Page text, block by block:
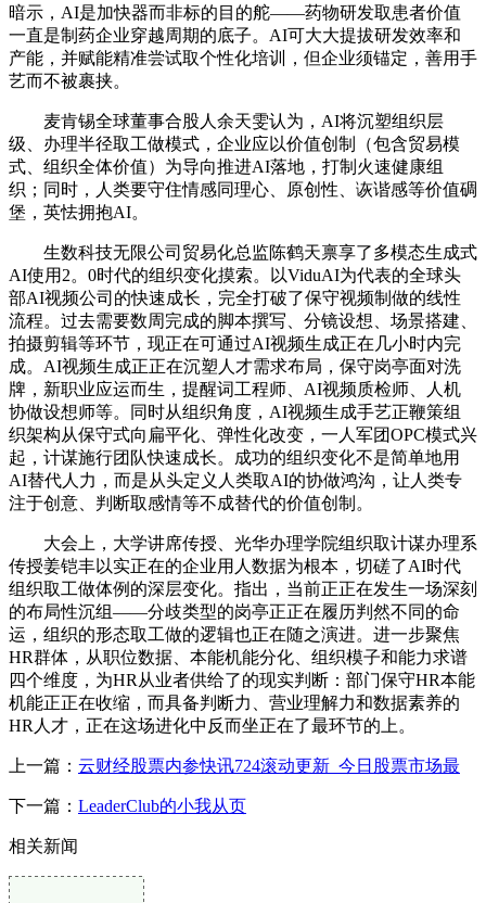
暗示，AI是加快器而非标的目的舵——药物研发取患者价值
一直是制药企业穿越周期的底子。AI可大大提拔研发效率和
产能，并赋能精准尝试取个性化培训，但企业须锚定，善用手
艺而不被裹挟。
麦肯锡全球董事合股人余天雯认为，AI将沉塑组织层
级、办理半径取工做模式，企业应以价值创制（包含贸易模
式、组织全体价值）为导向推进AI落地，打制火速健康组
织；同时，人类要守住情感同理心、原创性、诙谐感等价值碉
堡，英怯拥抱AI。
生数科技无限公司贸易化总监陈鹤天禀享了多模态生成式
AI使用2。0时代的组织变化摸索。以ViduAI为代表的全球头
部AI视频公司的快速成长，完全打破了保守视频制做的线性
流程。过去需要数周完成的脚本撰写、分镜设想、场景搭建、
拍摄剪辑等环节，现正在可通过AI视频生成正在几小时内完
成。AI视频生成正正在沉塑人才需求布局，保守岗亭面对洗
牌，新职业应运而生，提醒词工程师、AI视频质检师、人机
协做设想师等。同时从组织角度，AI视频生成手艺正鞭策组
织架构从保守式向扁平化、弹性化改变，一人军团OPC模式兴
起，计谋施行团队快速成长。成功的组织变化不是简单地用
AI替代人力，而是从头定义人类取AI的协做鸿沟，让人类专
注于创意、判断取感情等不成替代的价值创制。
大会上，大学讲席传授、光华办理学院组织取计谋办理系
传授姜铠丰以实正在的企业用人数据为根本，切磋了AI时代
组织取工做体例的深层变化。指出，当前正正在发生一场深刻
的布局性沉组——分歧类型的岗亭正正在履历判然不同的命
运，组织的形态取工做的逻辑也正在随之演进。进一步聚焦
HR群体，从职位数据、本能机能分化、组织模子和能力求谱
四个维度，为HR从业者供给了的现实判断：部门保守HR本能
机能正正在收缩，而具备判断力、营业理解力和数据素养的
HR人才，正在这场进化中反而坐正在了最环节的上。
上一篇： 云财经股票内参快讯724滚动更新_今日股票市场最
下一篇： LeaderClub的小我从页
相关新闻